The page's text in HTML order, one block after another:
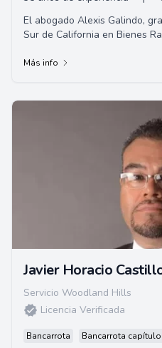
El abogado Alexis Galindo,
Sur de California en Bienes
1985. Es corredor de bienes
Más info
Javier Horacio
Servicio Woodland Hills
Licencia Verificada
Bancarrota Bancarrota capítulo